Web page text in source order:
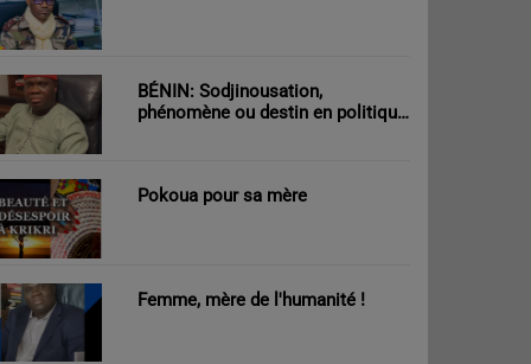
BÉNIN: Sodjinousation,
phénomène ou destin en politique
Pokoua pour sa mère
Femme, mère de l'humanité !